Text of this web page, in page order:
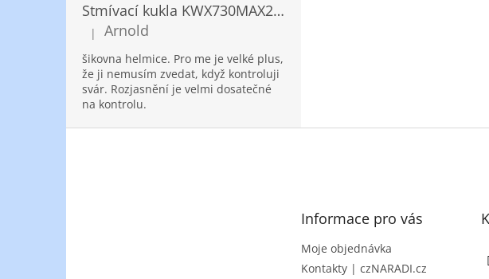
Stmívací kukla KWX730MAX2,5!® + NANOClean
Hodnocení produktu je 5 z 5 hvězdiček.
| Arnold
šikovna helmice. Pro me je velké plus,
že ji nemusím zvedat, když kontroluji
svár. Rozjasnění je velmi dosatečné
na kontrolu.
Informace pro vás
Moje objednávka
Kontakty | czNARADI.cz